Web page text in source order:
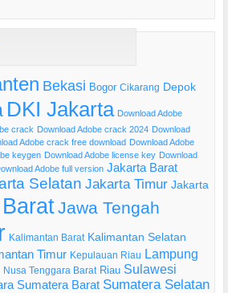
Bekasi Bogor Cikarang Depok
DKI Jakarta Download Adobe
crack Download Adobe crack 2024 Download
Adobe crack free download Download Adobe
keygen Download Adobe license key Download
Adobe full version Jakarta Barat
Selatan Jakarta Timur Jakarta
Jawa Tengah
Kalimantan Barat Kalimantan Selatan
Timur Kepulauan Riau Lampung
Nusa Tenggara Barat Riau Sulawesi
Sumatera Barat Sumatera Selatan